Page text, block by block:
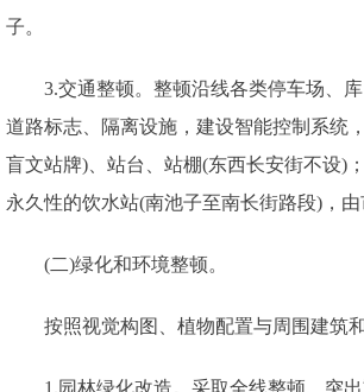
子。
3.交通整顿。整顿沿线各类停车场、库
道路标志、隔离设施，建设智能控制系统
盲文站牌)、站台、站棚(东西长安街不设)
永久性的饮水站(南池子至南长街路段)，由
(二)绿化和环境整顿。
按照视觉构图、植物配置与周围建筑和
1.园林绿化改造。采取全线整顿、突出